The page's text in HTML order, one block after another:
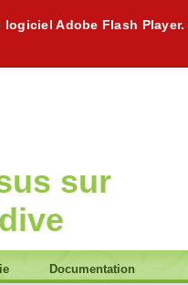
Adobe Flash Player.
sur
Documentation